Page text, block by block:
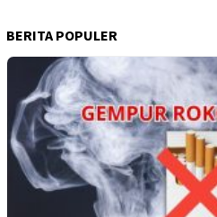
BERITA POPULER